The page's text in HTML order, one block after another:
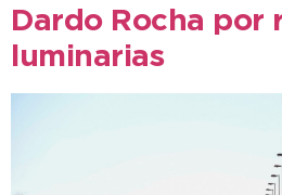
Dardo Rocha por
luminarias